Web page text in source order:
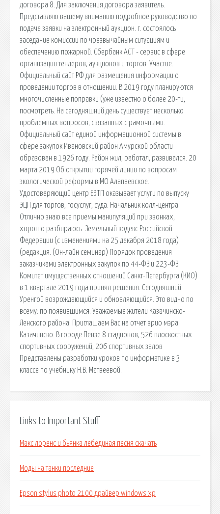
договора 8. Для заключения договора заявитель.
Представляю вашему вниманию подробное руководство по
подаче заявки на электронный аукцион. г. состоялось
заседание комиссии по чрезвычайным ситуациям и
обеспечению пожарной. Сбербанк АСТ - сервис в сфере
организации тендеров, аукционов и торгов. Участие.
Официальный сайт РФ для размещения информации о
проведении торгов в отношении. В 2019 году планируются
многочисленные поправки (уже известно о более 20-ти,
посмотреть. На сегодняшний день существует несколько
проблемных вопросов, связанных с рамочными.
Официальный сайт единой информационной системы в
сфере закупок Ивановский район Амурской области
образован в 1926 году. Район жил, работал, развивался. 20
марта 2019 Об открытии горячей линии по вопросам
экологической реформы в МО Алапаевское.
Удостоверяющий центр ЕЭТП оказывает услуги по выпуску
ЭЦП для торгов, госуслуг, суда. Начальник колл-центра.
Отлично знаю все приемы манипуляций при звонках,
хорошо разбираюсь. Земельный кодекс Российской
Федерации (с изменениями на 25 декабря 2018 года)
(редакция. (Он-лайн семинар) Порядок проведения
заказчиками электронных закупок по 44-ФЗ и 223-ФЗ.
Комитет имущественных отношений Санкт-Петербурга (КИО)
в 1 квартале 2019 года принял решения. Сегодняшний
Уренгой возрождающийся и обновляющийся. Это видно по
всему: по появившимся. Уважаемые жители Казачинско-
Ленского района! Приглашаем Вас на отчет врио мэра
Казачинско. В городе Пензе 8 стадионов, 526 плоскостных
спортивных сооружений, 206 спортивных залов
Представлены разработки уроков по информатике в 3
классе по учебнику Н.В. Матвеевой.
Links to Important Stuff
Макс лоренс и бьянка лебединая песня скачать
Моды на танки последние
Epson stylus photo 2100 драйвер windows xp